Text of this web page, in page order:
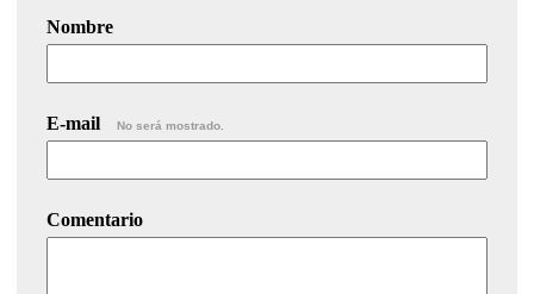
Nombre
E-mail No será mostrado.
Comentario